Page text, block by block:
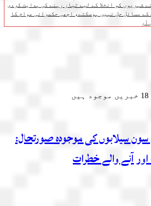
شہریوں کو انخلا کے لیے تیار رہنے کی ہدایت کردی
مسائل حل نہیں ہوسکتے، اچھی حکمرانی عوام کا
آر
18 خبریں موجود ہیں
سیلابوں کی موجودہ صورتحال:
آنے والے خطرات